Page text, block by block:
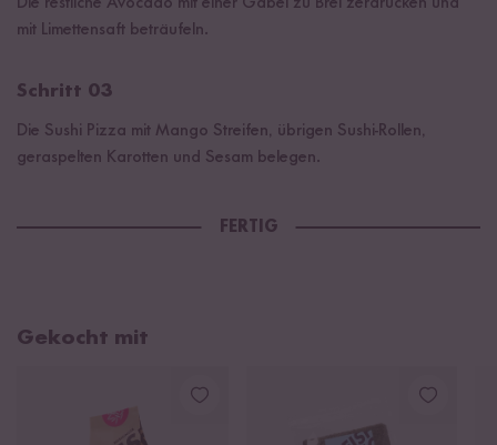
mit Limettensaft beträufeln.
Schritt 03
Die Sushi Pizza mit Mango Streifen, übrigen Sushi-Rollen,
geraspelten Karotten und Sesam belegen.
FERTIG
Gekocht mit